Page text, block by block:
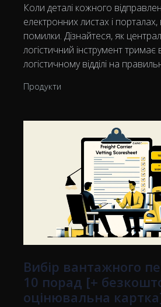
Коли деталі кожного
електронних листах і
помилки. Дізнайтеся, як
логістичний інструмент
логістичному відділі на
Продукти
Вибір вантажного
10 порад [+
оцінювальна